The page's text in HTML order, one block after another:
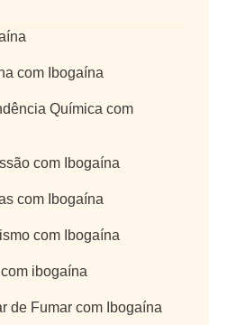
com Ibogaína
Química com
com Ibogaína
com Ibogaína
com Ibogaína
ibogaína
de Fumar com Ibogaína